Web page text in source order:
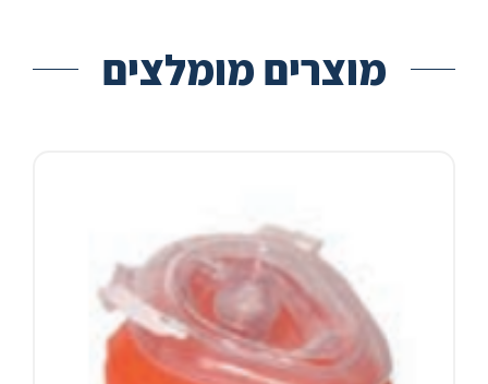
מוצרים מומלצים